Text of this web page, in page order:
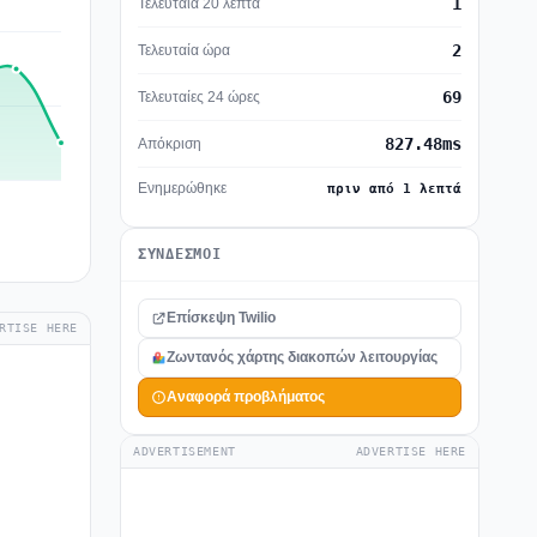
HERE
Τελευταία ώρα 2
Τελευταίες 24 ώρες 69
Απόκριση 827.48ms
Ενημερώθηκε πριν από 1 λεπτά
ΣΎΝΔΕΣΜΟΙ
Επίσκεψη Twilio
Ζωντανός χάρτης διακοπών λειτουργίας
Αναφορά προβλήματος
ADVERTISEMENT ADVERTISE HERE